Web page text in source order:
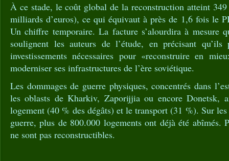
À ce stade, le coût global de la reconstruction atteint
milliards d’euros), ce qui équivaut à près de 1,6 fois le
Un chiffre temporaire. La facture s’alourdira à mesure
soulignent les auteurs de l’étude, en précisant
investissements nécessaires pour «reconstruire en
moderniser ses infrastructures de l’ère soviétique.
Les dommages de guerre physiques, concentrés dans
les oblasts de Kharkiv, Zaporijjia ou encore Donetsk,
logement (40 % des dégâts) et le transport (31 %). Sur
guerre, plus de 800.000 logements ont déjà été abîmés.
ne sont pas reconstructibles.